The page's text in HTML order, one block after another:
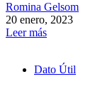
Romina Gelsom
20 enero, 2023
Leer más
Dato Útil